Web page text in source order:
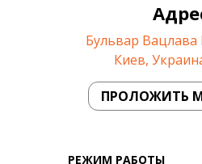
Бульвар Вацлава
Киев,
ПРОЛОЖИТЬ
РЕЖИМ РАБОТЫ